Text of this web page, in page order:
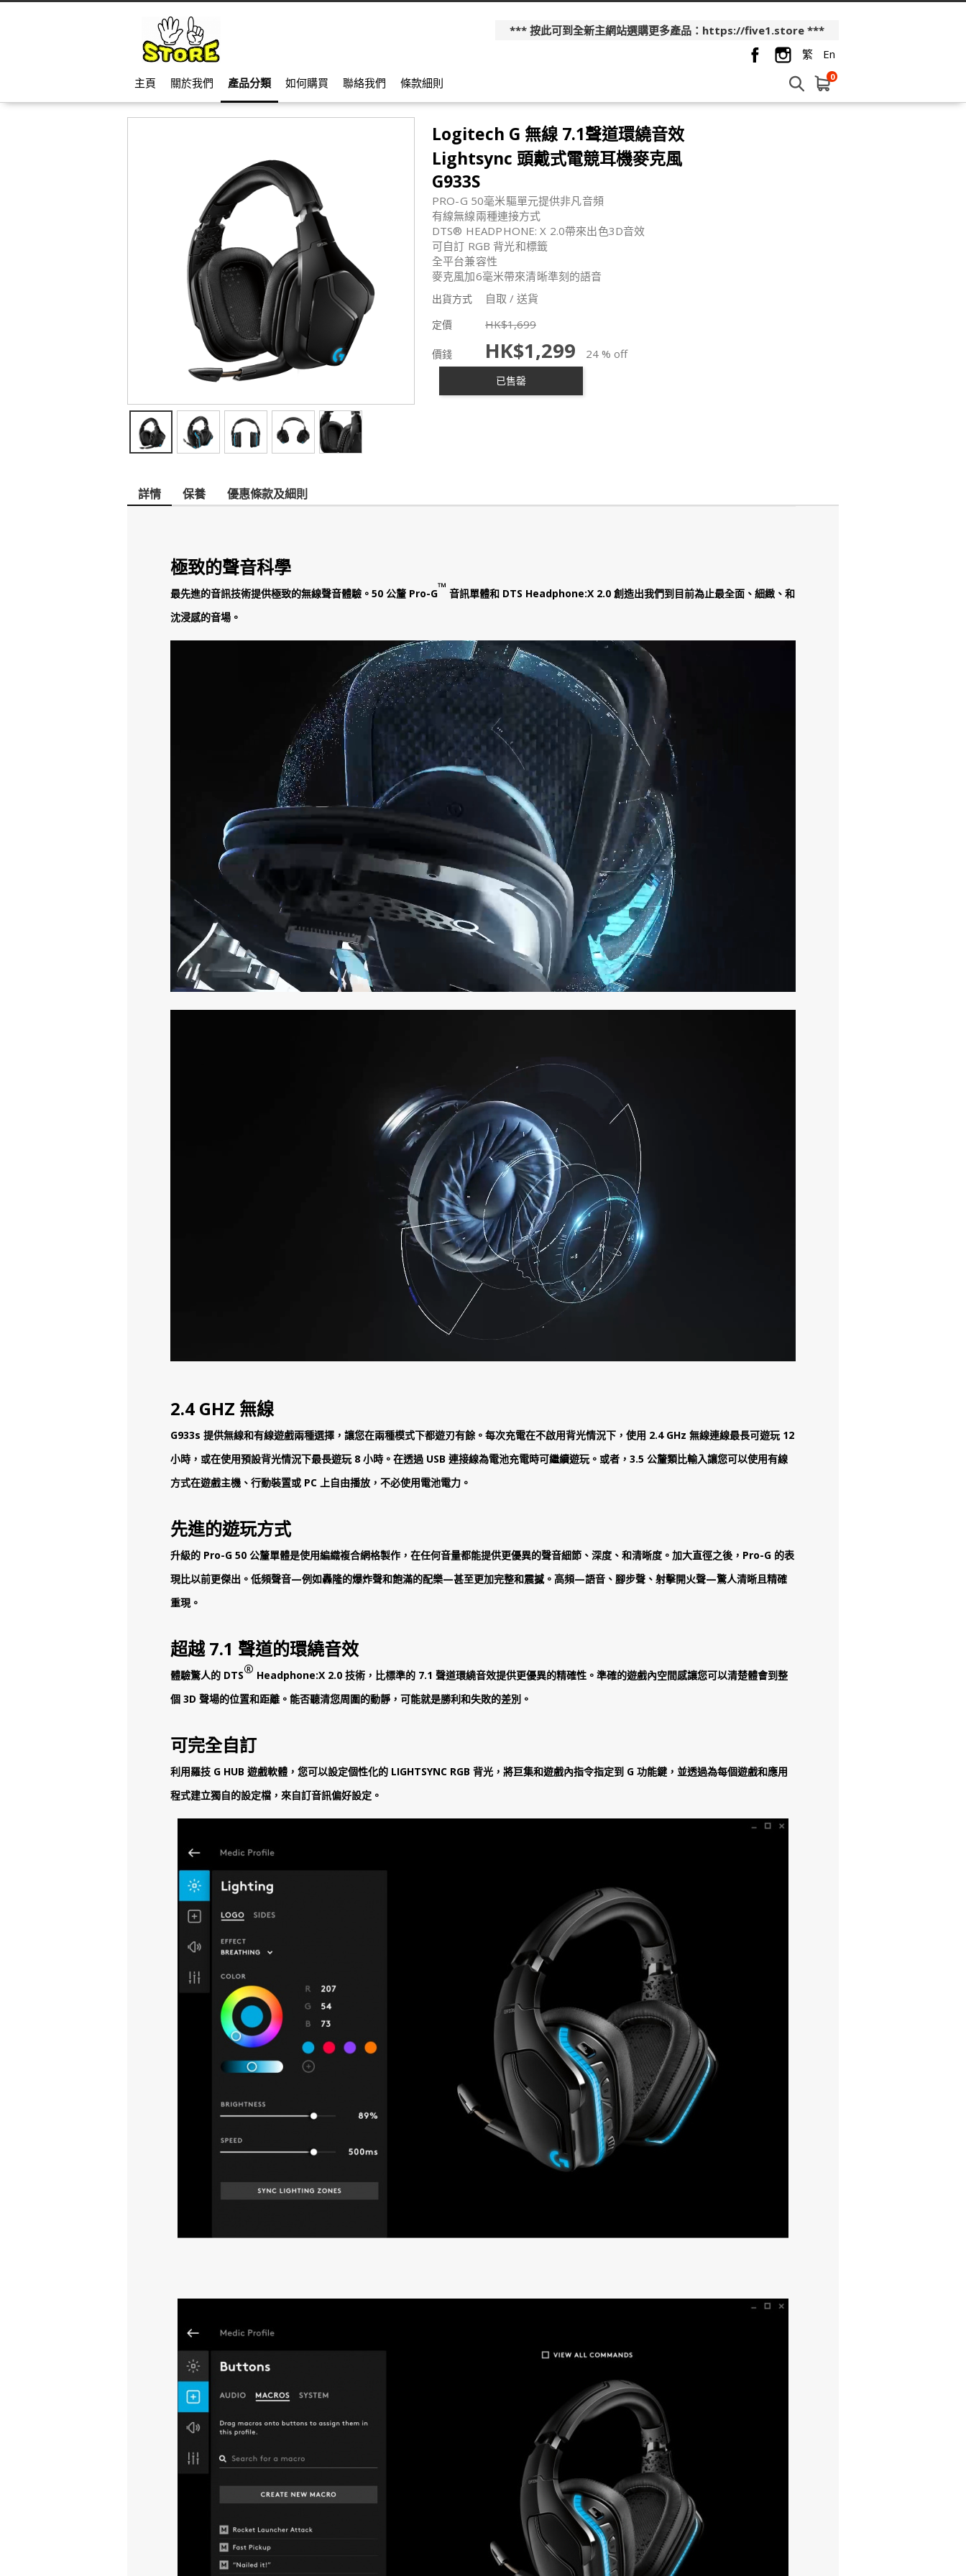
*** 按此可到全新主網站選購更多產品：https://five1.store ***
繁
En
主頁 關於我們 產品分類 如何購買 聯絡我們 條款細則 0
Logitech G 無線 7.1聲道環繞音效
Lightsync 頭戴式電競耳機麥克風
G933S
PRO-G 50毫米驅單元提供非凡音頻
有線無線兩種連接方式
DTS® HEADPHONE: X 2.0帶來出色3D音效
可自訂 RGB 背光和標籤
全平台兼容性
麥克風加6毫米帶來清晰準刻的語音
出貨方式 自取 / 送貨
定價 HK$1,699
價錢 HK$1,299 24 % off
已售罄
詳情 保養 優惠條款及細則
極致的聲音科學
最先進的音訊技術提供極致的無線聲音體驗。50 公釐 Pro-G™ 音訊單體和 DTS Headphone:X 2.0 創造出我們到目前為止最全面、細緻、和
沈浸感的音場。
2.4 GHZ 無線
G933s 提供無線和有線遊戲兩種選擇，讓您在兩種模式下都遊刃有餘。每次充電在不啟用背光情況下，使用 2.4 GHz 無線連線最長可遊玩 12
小時，或在使用預設背光情況下最長遊玩 8 小時。在透過 USB 連接線為電池充電時可繼續遊玩。或者，3.5 公釐類比輸入讓您可以使用有線
方式在遊戲主機、行動裝置或 PC 上自由播放，不必使用電池電力。
先進的遊玩方式
升級的 Pro-G 50 公釐單體是使用編織複合網格製作，在任何音量都能提供更優異的聲音細節、深度、和清晰度。加大直徑之後，Pro-G 的表
現比以前更傑出。低頻聲音—例如轟隆的爆炸聲和飽滿的配樂—甚至更加完整和震撼。高頻—語音、腳步聲、射擊開火聲—驚人清晰且精確
重現。
超越 7.1 聲道的環繞音效
體驗驚人的 DTS® Headphone:X 2.0 技術，比標準的 7.1 聲道環繞音效提供更優異的精確性。準確的遊戲內空間感讓您可以清楚體會到整
個 3D 聲場的位置和距離。能否聽清您周圍的動靜，可能就是勝利和失敗的差別。
可完全自訂
利用羅技 G HUB 遊戲軟體，您可以設定個性化的 LIGHTSYNC RGB 背光，將巨集和遊戲內指令指定到 G 功能鍵，並透過為每個遊戲和應用
程式建立獨自的設定檔，來自訂音訊偏好設定。